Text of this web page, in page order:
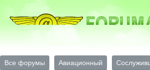
Все форумы Авиационный